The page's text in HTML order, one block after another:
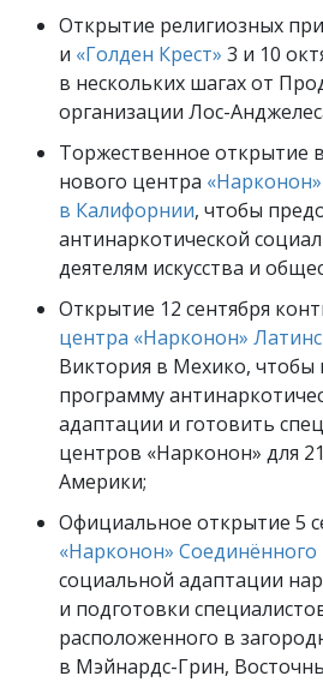
Открытие религиозных
и «Голден Крест» 3 и 10
в нескольких шагах от
организации Лос-
Торжественное открытие
нового центра
в Калифорнии, чтобы
антинаркотической
деятелям искусства и
Открытие 12 сентября
центра «Нарконон»
Виктория в Мехико, чтобы
программу
адаптации и готовить
центров «Нарконон» для
Америки;
Официальное открытие 5
«Нарконон» Соединённого
социальной адаптации
и подготовки
расположенного в
в Мэйнардс-Грин,